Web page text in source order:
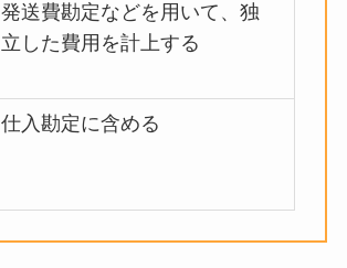
発送費勘定などを用いて、独
立した費用を計上する
仕入勘定に含める